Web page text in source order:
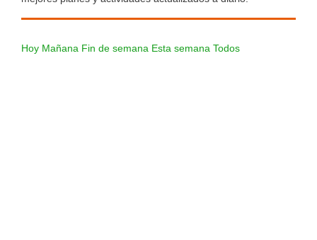
Hoy Mañana Fin de semana Esta semana Todos